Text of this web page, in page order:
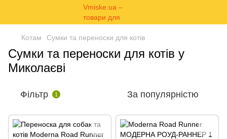
Котам Сумки та переноски для котів
Сумки та переноски для котів у
Миколаєві
Фільтр 1 За популярністю